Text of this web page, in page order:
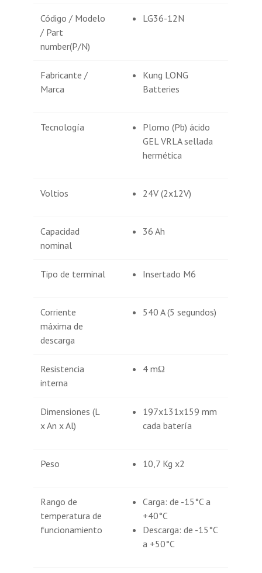
Código / Modelo
/ Part
number(P/N)
LG36-12N
Fabricante /
Marca
Kung LONG
Batteries
Tecnología
Plomo (Pb) ácido
GEL VRLA sellada
hermética
Voltios 24V (2x12V)
Capacidad
nominal
36 Ah
Tipo de terminal Insertado M6
Corriente
máxima de
descarga
540 A (5 segundos)
Resistencia
interna
4 mΩ
Dimensiones (L
x An x Al)
197x131x159 mm
cada batería
Peso 10,7 Kg x2
Rango de
temperatura de
funcionamiento
Carga: de -15°C a
+40°C
Descarga: de -15°C
a +50°C